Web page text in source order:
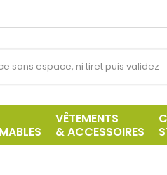
VÊTEMENTS
& ACCESSOIRES